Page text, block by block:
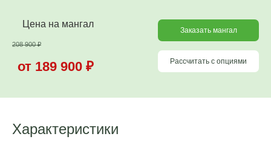
Цена на мангал
208 900₽
от 189 900 ₽
Заказать мангал
Рассчитать с опциями
Характеристики